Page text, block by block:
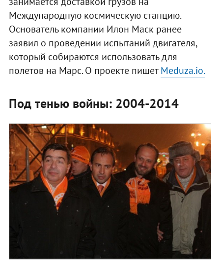
Международную космическую станцию.
Основатель компании Илон Маск ранее
заявил о проведении испытаний двигателя,
который собираются использовать для
полетов на Марс. О проекте пишетMeduza.io.
Под тенью войны: 2004-2014